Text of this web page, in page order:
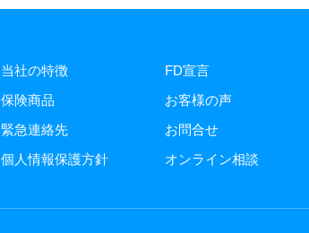
当社の特徴 FD宣言
保険商品 お客様の声
緊急連絡先 お問合せ
個人情報保護方針 オンライン相談